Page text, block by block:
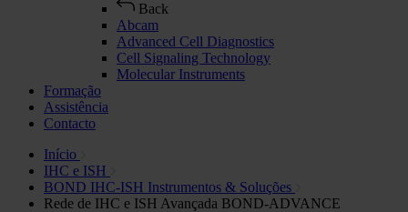
Back
Abcam
Advanced Cell Diagnostics
Cell Signaling Technology
Molecular Instruments
Formação
Assistência
Contacto
Início
IHC e ISH
BOND IHC-ISH Instrumentos & Soluções
Rede de IHC e ISH Avançada BOND-ADVANCE